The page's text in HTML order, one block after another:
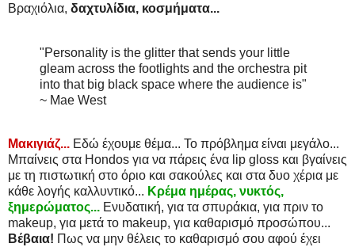
Βραχιόλια, δαχτυλίδια, κοσμήματα...
"Personality is the glitter that sends your little
gleam across the footlights and the orchestra pit
into that big black space where the audience is"
~ Mae West
Μακιγιάζ... Εδώ έχουμε θέμα... Το πρόβλημα είναι μεγάλο...
Μπαίνεις στα Hondos για να πάρεις ένα lip gloss και βγαίνεις
με τη πιστωτική στο όριο και σακούλες και στα δυο χέρια με
κάθε λογής καλλυντικό... Κρέμα ημέρας, νυκτός,
ξημερώματος... Ενυδατική, για τα σπυράκια, για πριν το
makeup, για μετά το makeup, για καθαρισμό προσώπου...
Βέβαια! Πως να μην θέλεις το καθαρισμό σου αφού έχει